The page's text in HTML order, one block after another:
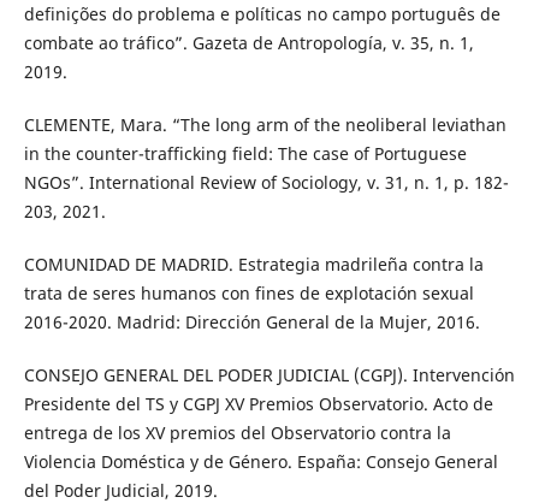
definições do problema e políticas no campo português de
combate ao tráfico”. Gazeta de Antropología, v. 35, n. 1,
2019.
CLEMENTE, Mara. “The long arm of the neoliberal leviathan
in the counter-trafficking field: The case of Portuguese
NGOs”. International Review of Sociology, v. 31, n. 1, p. 182-
203, 2021.
COMUNIDAD DE MADRID. Estrategia madrileña contra la
trata de seres humanos con fines de explotación sexual
2016-2020. Madrid: Dirección General de la Mujer, 2016.
CONSEJO GENERAL DEL PODER JUDICIAL (CGPJ). Intervención
Presidente del TS y CGPJ XV Premios Observatorio. Acto de
entrega de los XV premios del Observatorio contra la
Violencia Doméstica y de Género. España: Consejo General
del Poder Judicial, 2019.